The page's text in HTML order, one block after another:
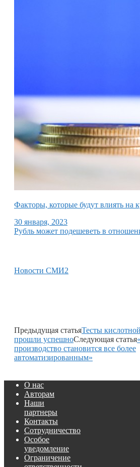
Факторы, которые будут влиять на
30 января, 2023
Рубль может подешеветь в
Новости СМИ2
Предыдущая статьяТесты
прошли успешноСледующая статья
производство становится все более
автоматизированным»
О нас
Авторам
Наши
партнеры
Контакты
Сотрудничество
Особое
уведомление
Ограничение